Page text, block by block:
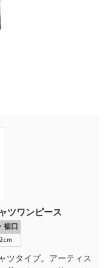
ツワンピース
裾口
ツタイプ。アーティス